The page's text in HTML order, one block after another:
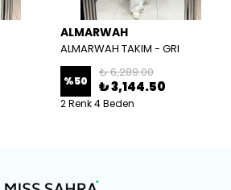
ALMARWAH
ALMARWAH TAKIM - GRI
%50
₺ 6,289.00
₺ 3,144.50
2 Renk 4 Beden